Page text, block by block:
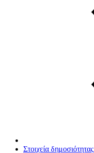
Στοιχεία δημοσιότητας